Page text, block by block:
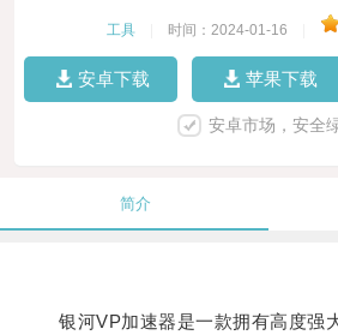
工具 时间：2024-01-16
安卓下载 苹果下载
安卓市场，安全
简介
银河VP加速器是一款拥有高度强大